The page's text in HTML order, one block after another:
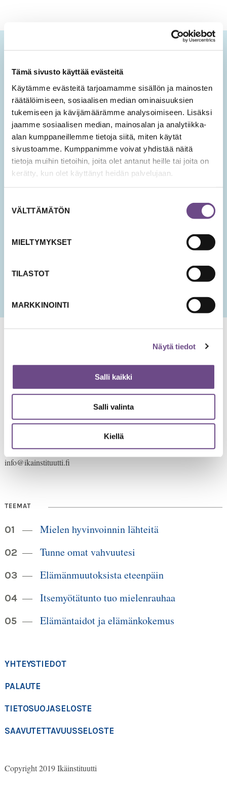
Tämä sivusto käyttää evästeitä
Käytämme evästeitä tarjoamamme sisällön ja mainosten
räätälöimiseen, sosiaalisen median ominaisuuksien
tukemiseen ja kävijämäärämme analysoimiseen. Lisäksi
jaamme sosiaalisen median, mainosalan ja analytiikka-
alan kumppaneillemme tietoja siitä, miten käytät
sivustoamme. Kumppanimme voivat yhdistää näitä
tietoja muihin tietoihin, joita olet antanut heille tai joita on
kerätty, kun olet käyttänyt heidän palvelujaan.
valinta
VÄLTTÄMÄTÖN
MIELTYMYKSET
TILASTOT
MARKKINOINTI
Näytä tiedot
Salli kaikki
Salli valinta
Kiellä
Ikäopisto-uutiset
uusista sisällöistä sekä ajankohtaisista mielen
hyvinvoinnin teemoista.
Tilaa Ikäopisto -uutiset
SÄHKÖPOSTIOSOITE*
Hyväksyn tietojeni tallentamisen ja käsittelyn
uutisten lähettämistä varten.
KK
PP
slash
00520 Helsinki
Lankanumeron käyttö loppuu
30.6.2026, sen jälkeen numero on 040 350 3104
info@ikainstituutti.fi
TEEMAT
Mielen hyvinvoinnin lähteitä
Tunne omat vahvuutesi
Elämänmuutoksista eteenpäin
Itsemyötätunto tuo mielenrauhaa
Elämäntaidot ja elämänkokemus
YHTEYSTIEDOT
PALAUTE
TIETOSUOJASELOSTE
SAAVUTETTAVUUSSELOSTE
Copyright 2019 Ikäinstituutti